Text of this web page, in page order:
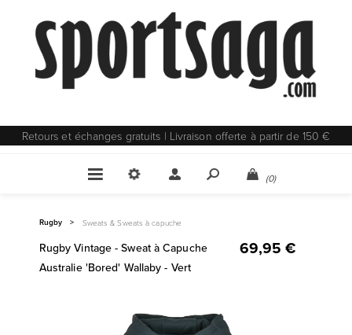
Retours et échanges gratuits | Livraison offerte à partir de 150 €
(0)
Rugby > Sweats & Sweats à capuche
Rugby Vintage - Sweat à Capuche
Australie 'Bored' Wallaby - Vert
69,95 €